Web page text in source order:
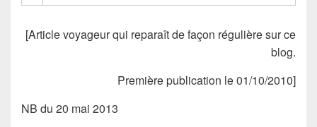
[Article voyageur qui reparaît de façon régulière sur ce
blog.
Première publication le 01/10/2010]
NB du 20 mai 2013